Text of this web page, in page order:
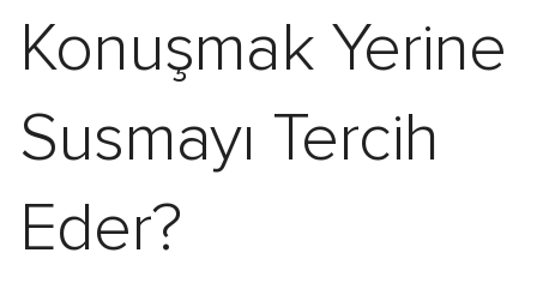
Konuşmak Yerine
Susmayı Tercih
Eder?